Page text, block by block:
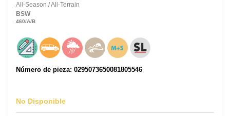
All-Season /All-Terrain
BSW
460/A/B
Número de pieza: 0295073650081805546
No Disponible